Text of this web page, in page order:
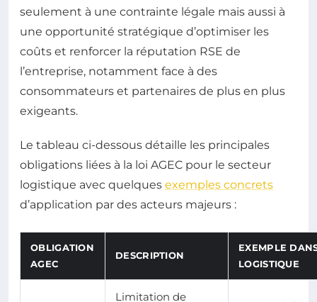
seulement à une contrainte légale mais aussi à
une opportunité stratégique d’optimiser les
coûts et renforcer la réputation RSE de
l’entreprise, notamment face à des
consommateurs et partenaires de plus en plus
exigeants.
Le tableau ci-dessous détaille les principales
obligations liées à la loi AGEC pour le secteur
logistique avec quelques exemples concrets
d’application par des acteurs majeurs :
OBLIGATION
AGEC
DESCRIPTION
EXEMPLE
LOGISTIQUE
Limitation de